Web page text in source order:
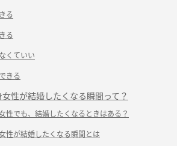
る
る
くていい
きる
女性が結婚したくなる瞬間って？
性でも、結婚したくなるときはある？
性が結婚したくなる瞬間とは